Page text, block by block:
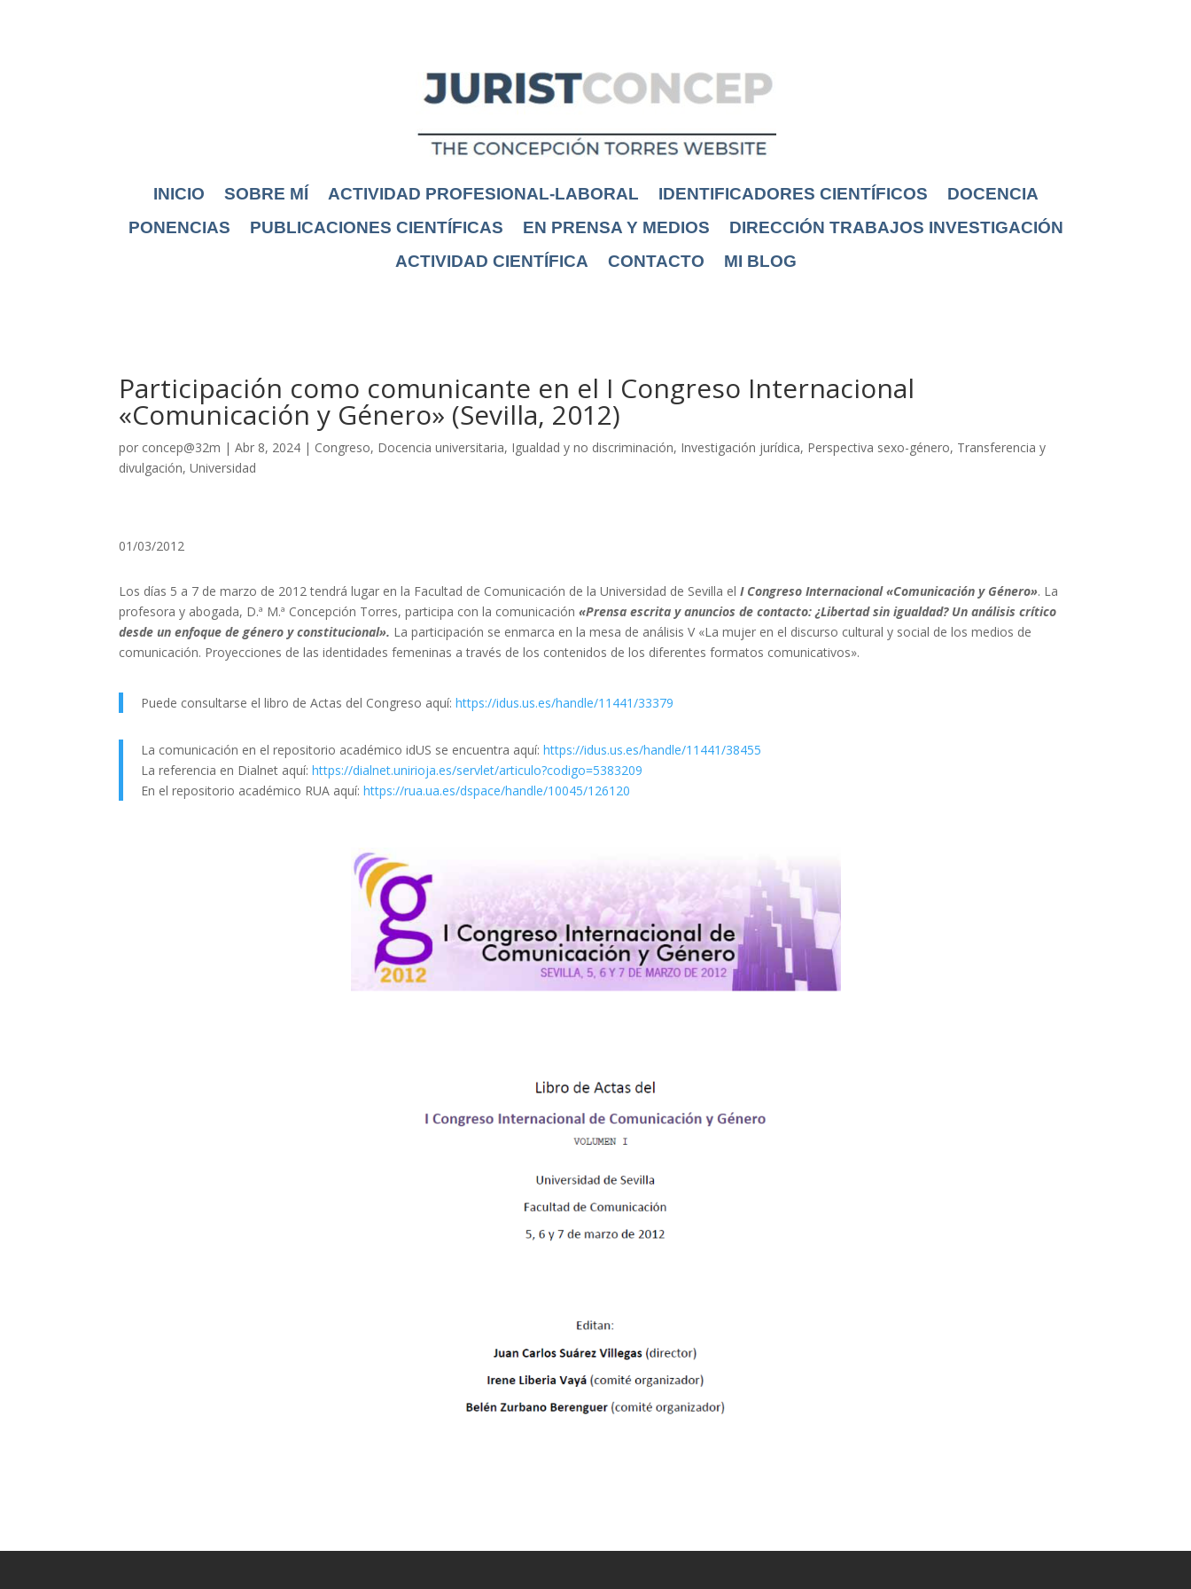
INICIO SOBRE MÍ ACTIVIDAD PROFESIONAL-LABORAL IDENTIFICADORES CIENTÍFICOS
DOCENCIA
PONENCIAS
PUBLICACIONES CIENTÍFICAS EN PRENSA Y MEDIOS
DIRECCIÓN TRABAJOS INVESTIGACIÓN
ACTIVIDAD CIENTÍFICA
CONTACTO MI BLOG
Participación como comunicante en el I Congreso Internacional
«Comunicación y Género» (Sevilla, 2012)
por concep@32m |Abr 8, 2024 | Congreso, Docencia universitaria, Igualdad y no discriminación, Investigación jurídica, Perspectiva sexo-género, Transferencia y
divulgación,Universidad
01/03/2012
Los días 5 a 7 de marzo de 2012 tendrá lugar en la Facultad de Comunicación de la Universidad de Sevilla elI Congreso Internacional «Comunicación y Género». La
profesora y abogada, D.ª M.ª Concepción Torres, participa con la comunicación «Prensa escrita y anuncios de contacto: ¿Libertad sin igualdad? Un análisis crítico
desde un enfoque de género y constitucional». La participación se enmarca en la mesa de análisis V «La mujer en el discurso cultural y social de los medios de
comunicación. Proyecciones de las identidades femeninas a través de los contenidos de los diferentes formatos comunicativos».
Puede consultarse el libro de Actas del Congreso aquí:https://idus.us.es/handle/11441/33379
La comunicación en el repositorio académico idUS se encuentra aquí:https://idus.us.es/handle/11441/38455
La referencia en Dialnet aquí:https://dialnet.unirioja.es/servlet/articulo?codigo=5383209
En el repositorio académico RUA aquí:https://rua.ua.es/dspace/handle/10045/126120